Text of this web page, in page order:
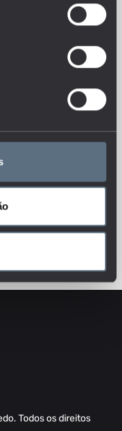
de
nas redes sociais.
Todos os direitos